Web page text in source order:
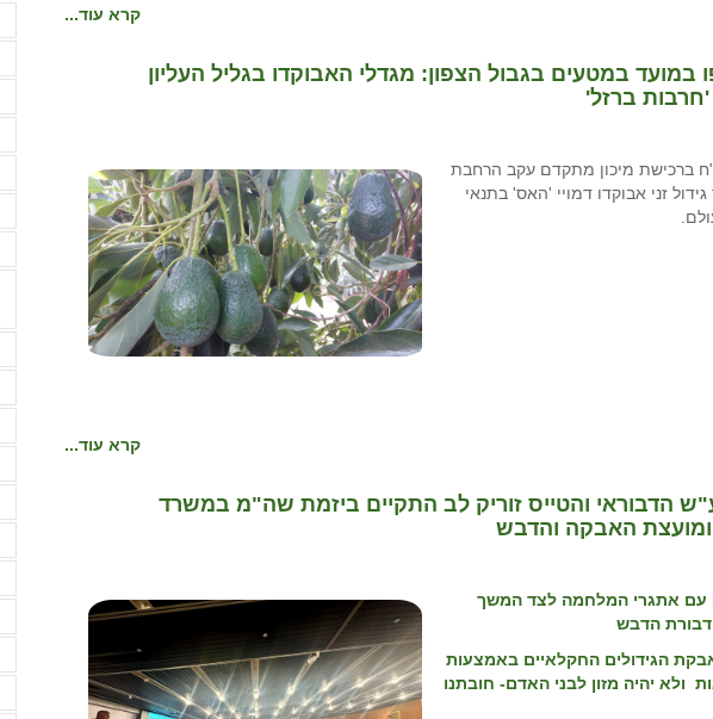
קרא עוד...
במועד במטעים בגבול הצפון: מגדלי האבוקדו בגליל העליון
ברזל'⁩
גל'- ישקיע 5 מלש"ח ברכישת מיכון מתקדם עקב הרחבת
זני אבוקדו דמויי 'האס' בתנאי
קרא עוד...
הדבוראי והטייס זוריק לב התקיים ביזמת שה"מ במשרד
ומועצת האבקה והדבש
עם אתגרי המלחמה לצד המשך
הדבש
הגידולים החקלאיים באמצעות
ולא יהיה מזון לבני האדם- חובתנו